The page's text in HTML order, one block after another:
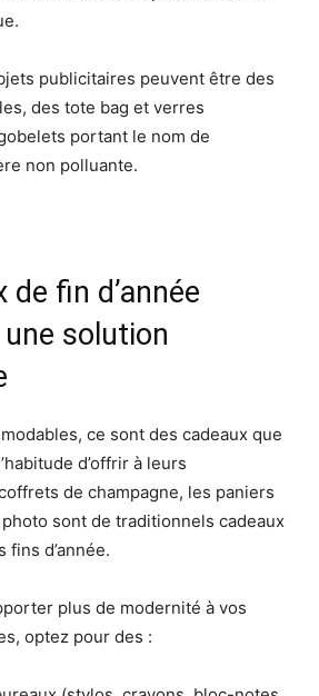
publicitaires peuvent être des
des tote bag et verres
portant le nom de
non polluante.
de fin d’année
solution
ce sont des cadeaux que
d’offrir à leurs
de champagne, les paniers
sont de traditionnels cadeaux
fins d’année.
plus de modernité à vos
optez pour des :